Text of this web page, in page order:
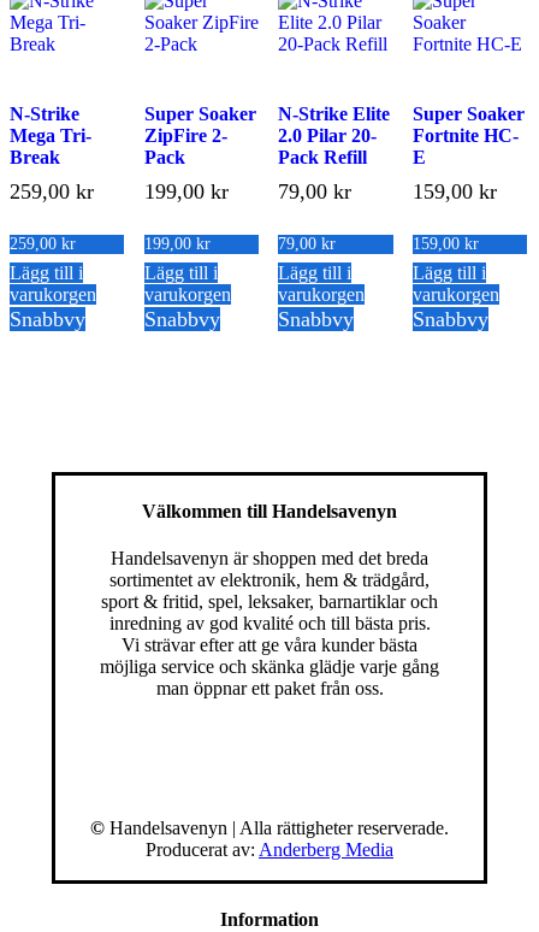
N-Strike
Mega Tri-
Break
259,00 kr
259,00 kr
Lägg till i
varukorgen
Snabbvy
Super Soaker
ZipFire 2-
Pack
199,00 kr
199,00 kr
Lägg till i
varukorgen
Snabbvy
N-Strike Elite
2.0 Pilar 20-
Pack Refill
79,00kr
79,00kr
Lägg till i
varukorgen
Snabbvy
Super Soaker
Fortnite HC-
E
159,00 kr
159,00 kr
Lägg till i
varukorgen
Snabbvy
Välkommen till Handelsavenyn
Handelsavenyn är shoppen med det breda
sortimentet av elektronik, hem & trädgård,
sport & fritid, spel, leksaker, barnartiklar och
inredning av god kvalité och till bästa pris.
Vi strävar efter att ge våra kunder bästa
möjliga service och skänka glädje varje gång
man öppnar ett paket från oss.
© Handelsavenyn | Alla rättigheter reserverade.
Producerat av: Anderberg Media
Information